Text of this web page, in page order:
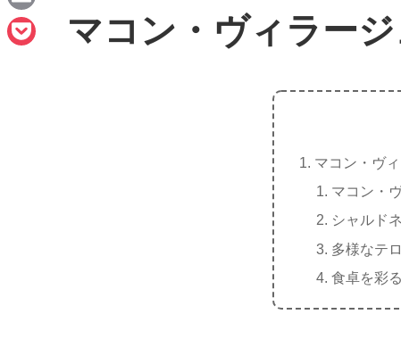
マコン・ヴィラー
マコン・ヴ
マコン・
シャルド
多様なテ
食卓を彩
n
e
a
c
E